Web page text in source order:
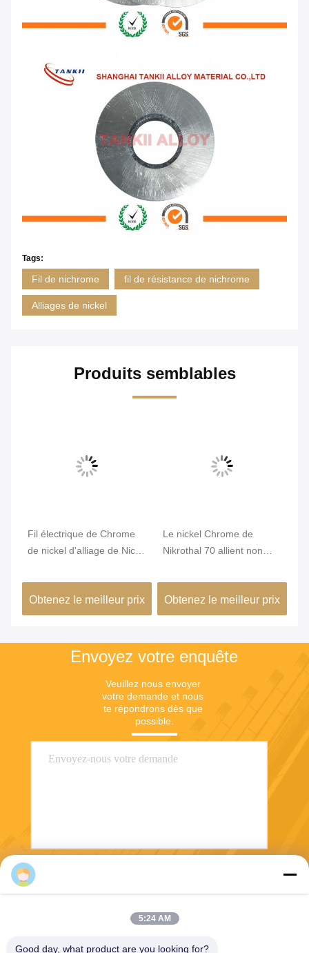
Tags:
Fil de nichrome fil de résistance de nichrome
Alliages de nickel
Produits semblables
Fil électrique de Chrome
de nickel d'alliage de Nicr
6j22
Obtenez le meilleur prix
Le nickel Chrome de
Nikrothal 70 allient non
Obtenez le meilleur prix
Envoyez votre enquête
Veuillez nous envoyer
votre demande et nous
te répondrons dès que
possible.
5:24 AM
Good day, what product are you looking for?